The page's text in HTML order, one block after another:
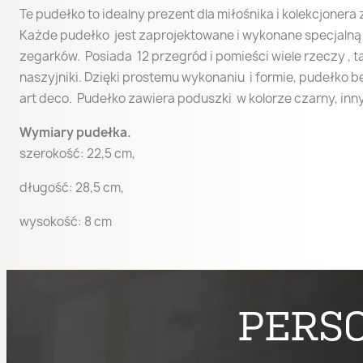
Te pudełko to idealny prezent dla miłośnika i
Każde pudełko jest zaprojektowane i wykonane
zegarków. Posiada 12 przegród i pomieści wiele rzeczy ,
naszyjniki. Dzięki prostemu wykonaniu i formie, pudełko
art deco. Pudełko zawiera poduszki w kolorze czarny,
Wymiary pudełka.
szerokość: 22,5 cm,
długość: 28,5 cm,
wysokość: 8 cm